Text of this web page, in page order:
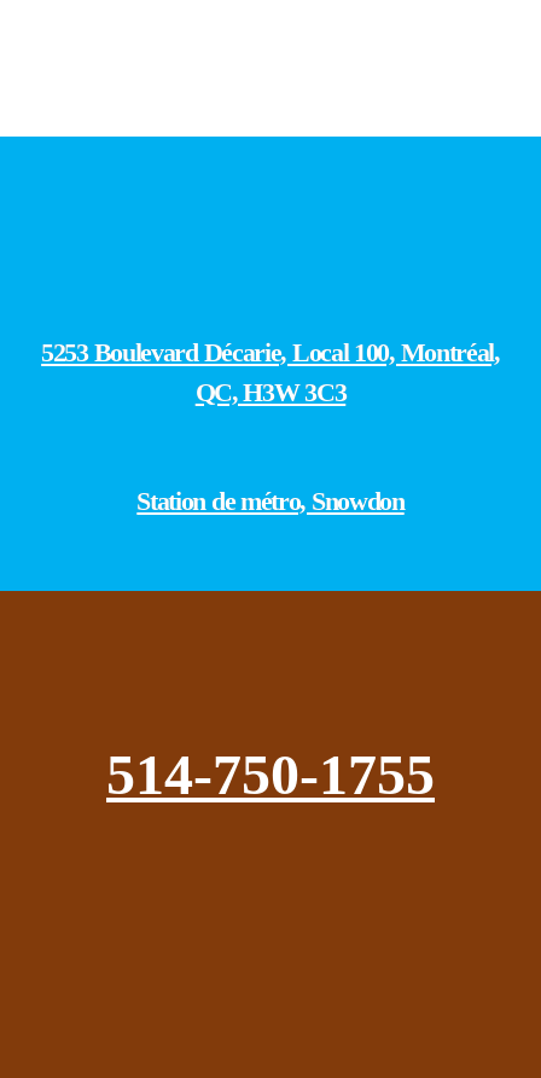
5253 Boulevard Décarie, Local 100, Montréal,
QC, H3W 3C3
Station de métro, Snowdon
514-750-1755